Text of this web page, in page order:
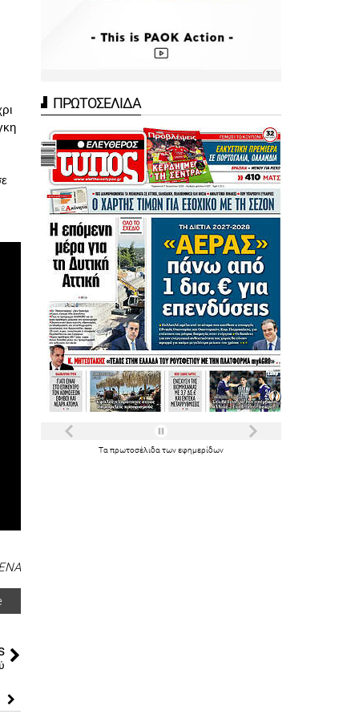
ΠΡΩΤΟΣΕΛΙΔΑ
Τα πρωτοσέλιδα τωνεφημερίδων